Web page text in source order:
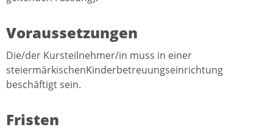
Voraussetzungen
Die/der Kursteilnehmer/in muss in einer
steiermärkischenKinderbetreuungseinrichtung
beschäftigt sein.
Fristen